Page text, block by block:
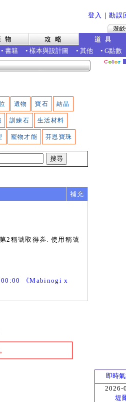
登入 ｜ 勘誤
• 書籍 • 樣本與設計圖 • 其他 • G點數
遺物 寶石 結晶
訓練石 生活材料
寵物才能 芬恩寶珠
補充
2稱號取得券. 使用稱號
《Mabinogi x
即時
2026-
堤